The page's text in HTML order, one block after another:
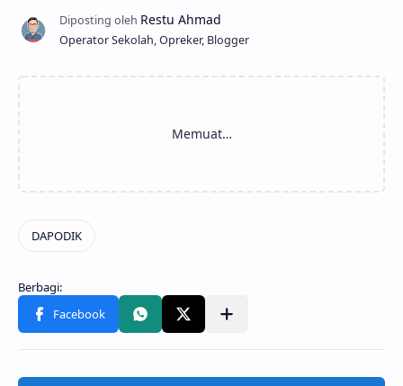
Operator Sekolah, Opreker, Blogger